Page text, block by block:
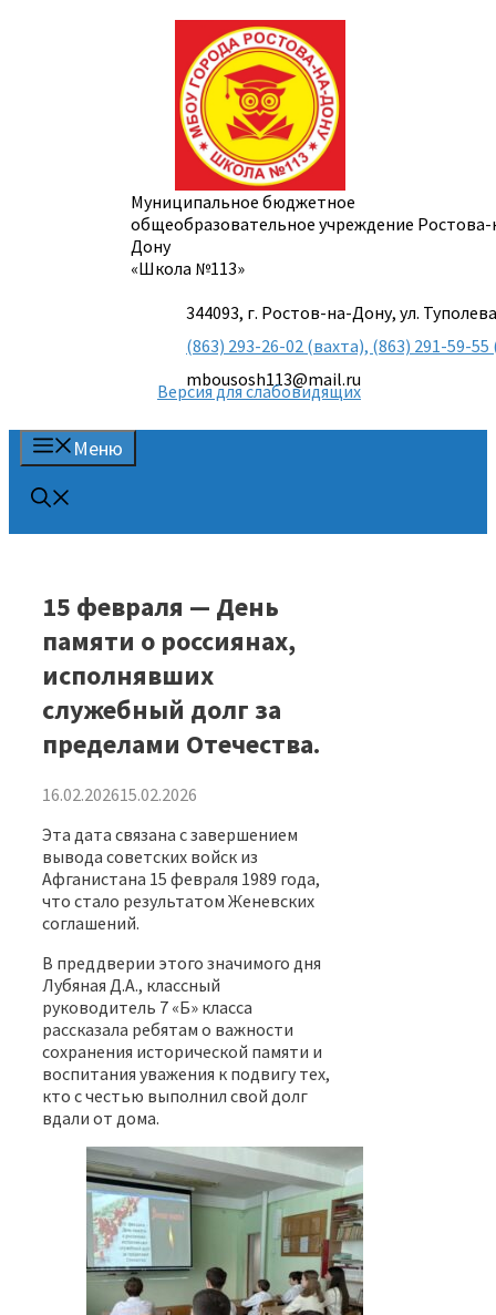
Муниципальное бюджетное
общеобразовательное учреждение
Дону
«Школа №113»
344093, г. Ростов-на-Дону, ул.
(863) 293-26-02 (вахта), (863) 291-59-
mbousosh113@mail.ru
Версия для слабовидящих
Меню
15 февраля — День
памяти о россиянах,
исполнявших
служебный долг за
пределами Отечества.
16.02.202615.02.2026
Эта дата связана с завершением
вывода советских войск из
Афганистана 15 февраля 1989 года,
что стало результатом Женевских
соглашений.
В преддверии этого значимого дня
Лубяная Д.А., классный
руководитель 7 «Б» класса
рассказала ребятам о важности
сохранения исторической памяти и
воспитания уважения к подвигу тех,
кто с честью выполнил свой долг
вдали от дома.